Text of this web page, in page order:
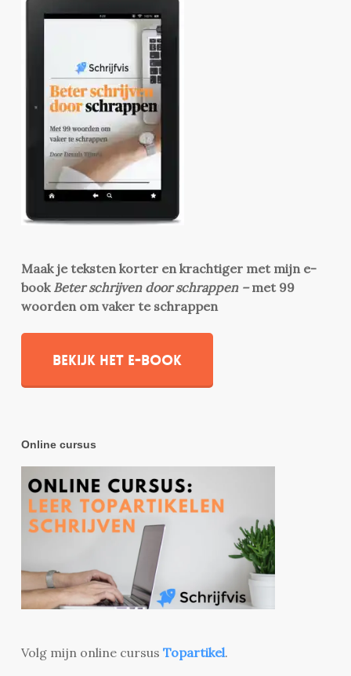
Maak je teksten korter en krachtiger met mijn e-
book Beter schrijven door schrappen –met 99
woorden om vaker te schrappen
Bekijk het e-book
Online cursus
Volg mijn online cursus Topartikel.